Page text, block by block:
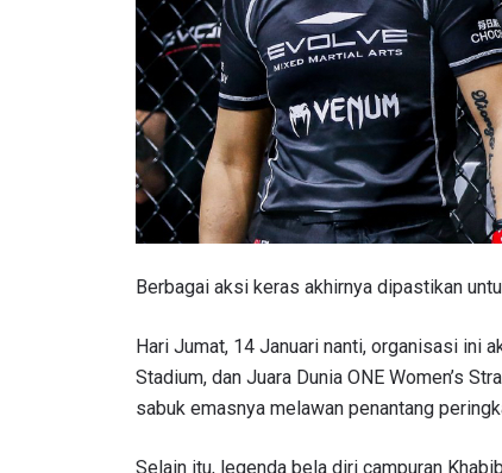
Berbagai aksi keras akhirnya dipastikan
Hari Jumat, 14 Januari nanti, organisasi ini
Stadium, dan Juara Dunia ONE Women’s
sabuk emasnya melawan penantang
Selain itu, legenda bela diri campuran